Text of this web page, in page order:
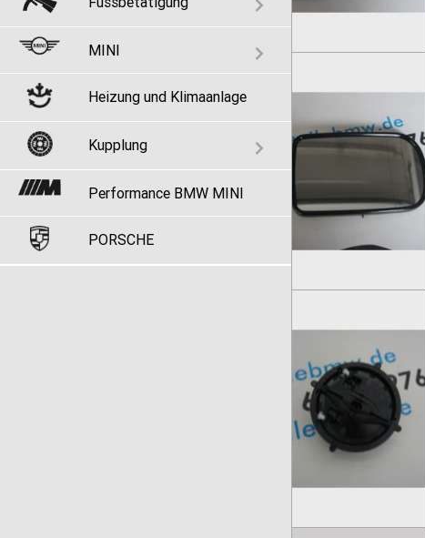
MINI
Heizung und Klimaanlage
Kupplung
Performance BMW MINI
PORSCHE